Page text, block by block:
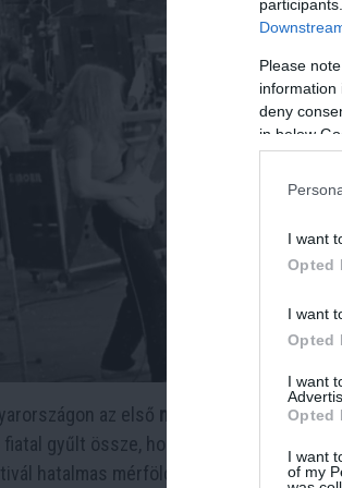
Please
information
deny
in below
I want
Opted
I want
Opted
I want
Opted
I want
of my
az első nagy rockfesztivált
fiatal gyűlt össze, hogy olyan zenekarokat
hatalmas mérföldkő volt a magyar